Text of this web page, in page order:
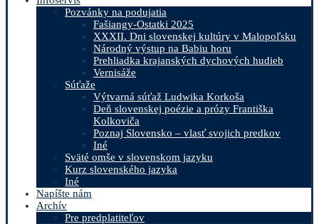
Pozvánky na podujatia
Fašiangy-Ostatki 2025
XXXII. Dni slovenskej kultúry v Malopoľsku
Národný výstup na Babiu horu
Prehliadka krajanských dychových hudieb
Vernisáže
Súťaže
Výtvarná súťaž Ludwika Korkoša
Deň slovenskej poézie a prózy Františka
Kolkoviča
Poznaj Slovensko – vlasť svojich predkov
Iné
Sväté omše v slovenskom jazyku
Kurz slovenského jazyka
Iné
Napíšte nám
Archív
Pre predplatiteľov